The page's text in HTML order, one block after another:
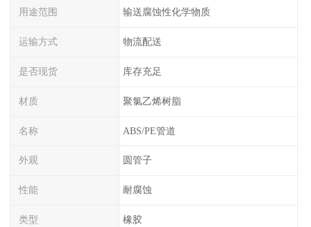
用途范围 输送腐蚀性化学物质
运输方式 物流配送
是否现货 库存充足
材质 聚氯乙烯树脂
名称 ABS/PE管道
外观 圆管子
性能 耐腐蚀
类型 橡胶